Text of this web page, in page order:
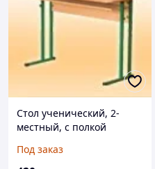
Стол ученический, 2-
местный, с полкой
Под заказ